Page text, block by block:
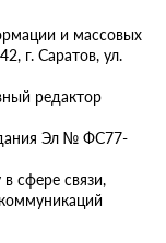
и массовых
г. Саратов, ул.
редактор
Эл № ФС77-
сфере связи,